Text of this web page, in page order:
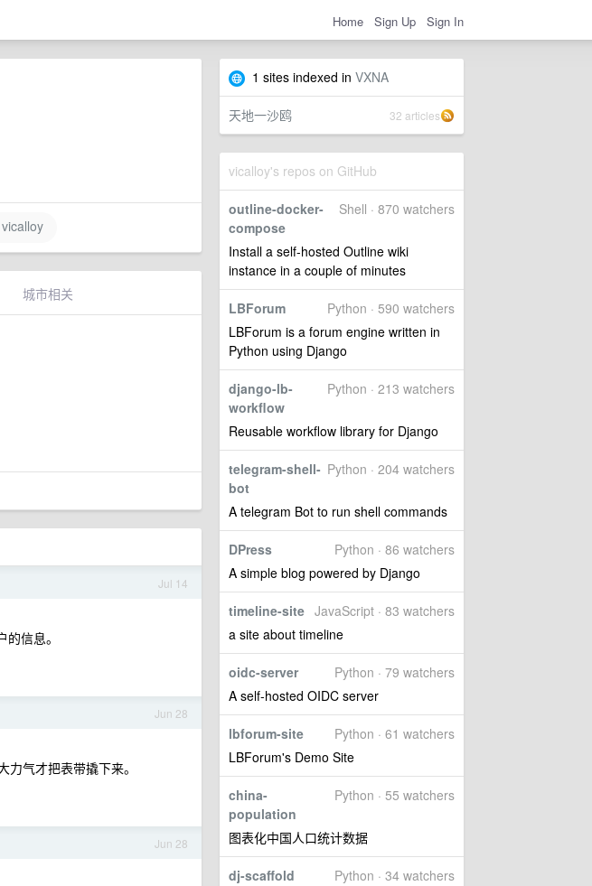
Home Sign Up Sign In
1 sites indexed in VXNA
天地一沙鸥 32 articles
vicalloy's repos on GitHub
Shell · 870 watchers
outline-docker-
compose
Install a self-hosted Outline wiki
instance in a couple of minutes
Python · 590 watchers
LBForum
LBForum is a forum engine written in
Python using Django
Python · 213 watchers
django-lb-
workflow
Reusable workflow library for Django
Python · 204 watchers
telegram-shell-
bot
A telegram Bot to run shell commands
Python · 86 watchers
DPress
A simple blog powered by Django
JavaScript · 83 watchers
timeline-site
a site about timeline
Python · 79 watchers
oidc-server
A self-hosted OIDC server
Python · 61 watchers
lbforum-site
LBForum's Demo Site
Python · 55 watchers
china-
population
图表化中国人口统计数据
Python · 34 watchers
dj-scaffold
vicalloy
城市相关
Jul 14
信息。
Jun 28
气才把表带撬下来。
Jun 28